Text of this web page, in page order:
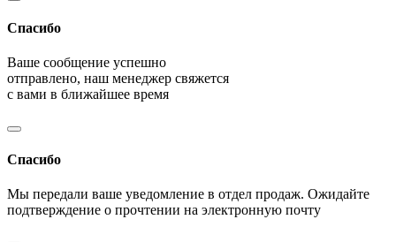
Спасибо
Ваше сообщение успешно
отправлено, наш менеджер свяжется
с вами в ближайшее время
Спасибо
Мы передали ваше уведомление в отдел продаж. Ожидайте
подтверждение о прочтении на электронную почту